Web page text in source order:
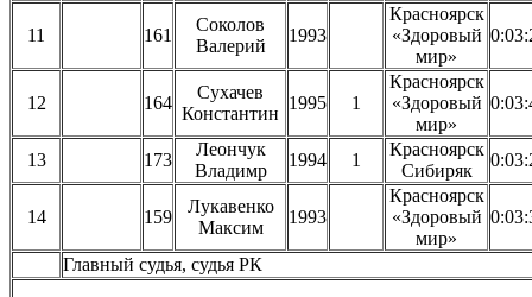
11 161
Соколов
Валерий
1993
Красноярск
«Здоровый
мир»
12 164
Сухачев
Константин
1995 1
Красноярск
«Здоровый
мир»
13 173
Леончук
Владимр
1994 1
Красноярск
Сибиряк
14 159
Лукавенко
Максим
1993
Красноярск
«Здоровый
мир»
Главный судья, судья